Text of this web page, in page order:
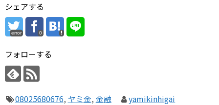
シェアする
error 0
フォローする
08025680676, ヤミ金, 金融 yamikinhigai